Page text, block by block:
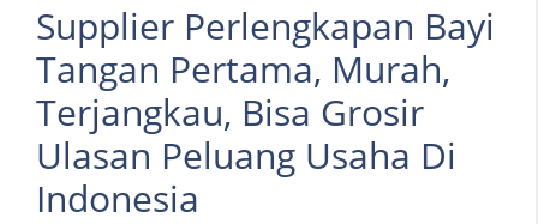
Supplier Perlengkapan Bayi
Tangan Pertama, Murah,
Terjangkau, Bisa Grosir
Ulasan Peluang Usaha Di
Indonesia